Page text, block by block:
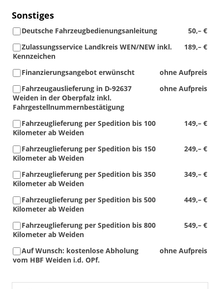
Sonstiges
50,– €
Deutsche Fahrzeugbedienungsanleitung
189,– €
Zulassungsservice Landkreis WEN/NEW inkl.
Kennzeichen
ohne Aufpreis
Finanzierungsangebot erwünscht
ohne Aufpreis
Fahrzeugauslieferung in D-92637
Weiden in der Oberpfalz inkl.
Fahrgestellnummernbestätigung
149,– €
Fahrzeuglieferung per Spedition bis 100
Kilometer ab Weiden
249,– €
Fahrzeuglieferung per Spedition bis 150
Kilometer ab Weiden
349,– €
Fahrzeuglieferung per Spedition bis 350
Kilometer ab Weiden
449,– €
Fahrzeuglieferung per Spedition bis 500
Kilometer ab Weiden
549,– €
Fahrzeuglieferung per Spedition bis 800
Kilometer ab Weiden
ohne Aufpreis
Auf Wunsch: kostenlose Abholung
vom HBF Weiden i.d. OPf.